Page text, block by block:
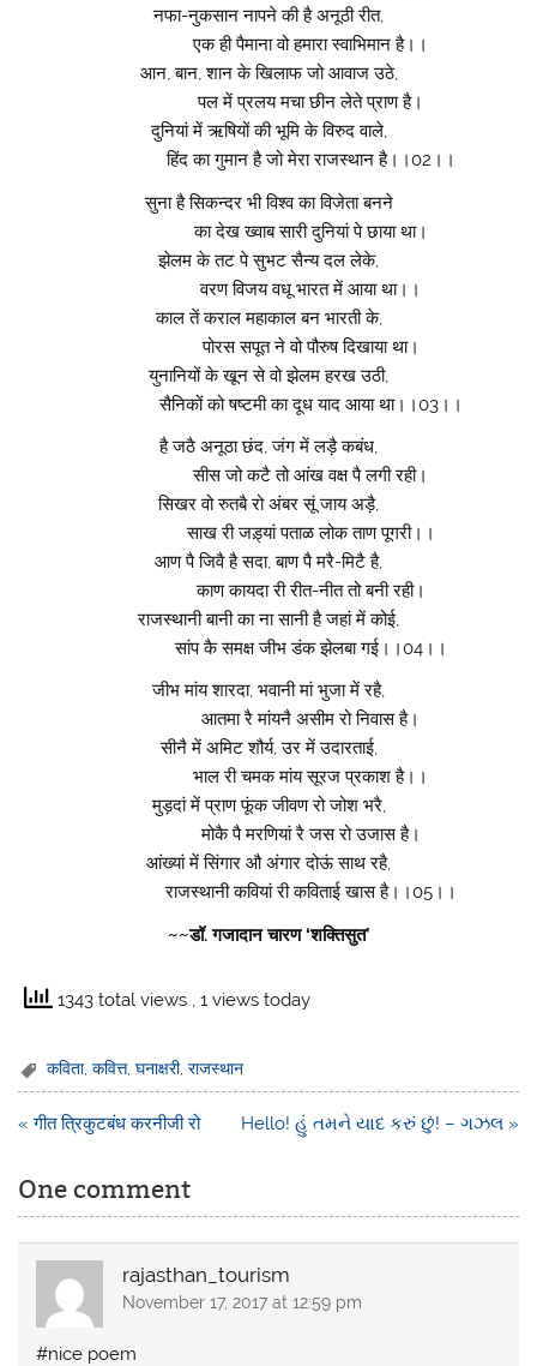
नफा-नुकसान नापने की है अनूठी रीत,
एक ही पैमाना वो हमारा स्वाभिमान है।।
आन, बान, शान के खिलाफ जो आवाज उठे,
पल में प्रलय मचा छीन लेते प्राण है।
दुनियां में ऋषियों की भूमि के विरुद वाले,
हिंद का गुमान है जो मेरा राजस्थान है।।02।।
सुना है सिकन्दर भी विश्व का विजेता बनने
का देख ख्वाब सारी दुनियां पे छाया था।
झेलम के तट पे सुभट सैन्य दल लेके,
वरण विजय वधू भारत में आया था।।
काल तें कराल महाकाल बन भारती के,
पोरस सपूत ने वो पौरुष दिखाया था।
युनानियों के खून से वो झेलम हरख उठी,
सैनिकों को षष्टमी का दूध याद आया था।।03।।
है जठै अनूठा छंद, जंग में लड़ै कबंध,
सीस जो कटै तो आंख वक्ष पै लगी रही।
सिखर वो रुतबै रो अंबर सूं जाय अड़ै,
साख री जड़्यां पताळ लोक ताण पूगरी।।
आण पै जिवै है सदा, बाण पै मरै-मिटै है,
काण कायदा री रीत-नीत तो बनी रही।
राजस्थानी बानी का ना सानी है जहां में कोई,
सांप कै समक्ष जीभ डंक झेलबा गई।।04।।
जीभ मांय शारदा, भवानी मां भुजा में रहै,
आतमा रै मांयनै असीम रो निवास है।
सीनै में अमिट शौर्य, उर में उदारताई,
भाल री चमक मांय सूरज प्रकाश है।।
मुड़दां में प्राण फूंक जीवण रो जोश भरै,
मोकै पै मरणियां रै जस रो उजास है।
आंख्यां में सिंगार औ अंगार दोऊं साथ रहै,
राजस्थानी कवियां री कविताई खास है।।05।।
~~डॉ. गजादान चारण ‘शक्तिसुत’
1343 total views , 1 views today
कविता,कवित्त,घनाक्षरी,राजस्थान
Post
« गीत त्रिकुटबंध करनीजी रो Hello! હું તમને યાદ કરું છું! – ગઝલ »
One comment
rajasthan_tourism
November 17, 2017 at 12:59 pm
#nice poem